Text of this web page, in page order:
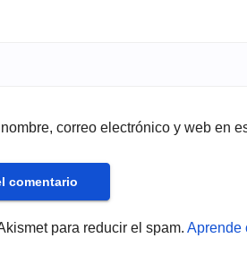
correo electrónico y web en
para reducir el spam. Aprende